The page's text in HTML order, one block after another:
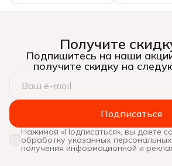
Получите
Подпишитесь на наши
получите скидку на
Подписаться
Нажимая «Подписаться», вы даете
обработку указанных
получения информационной и